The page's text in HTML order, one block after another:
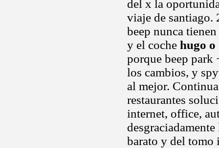
del x la
viaje de santiago.
beep nunca
y el coche hugo
porque beep park
los cambios, y
al mejor.
restaurantes
internet, office,
barato y del tomo